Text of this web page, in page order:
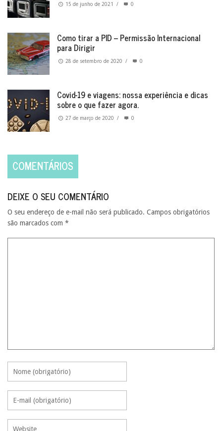
15 de junho de 2021 / 0
Como tirar a PID – Permissão Internacional
para Dirigir
28 de setembro de 2020 / 0
Covid-19 e viagens: nossa experiência e dicas
sobre o que fazer agora.
27 de março de 2020 / 0
COMENTÁRIOS
DEIXE O SEU COMENTÁRIO
O seu endereço de e-mail não será publicado. Campos obrigatórios
são marcados com *